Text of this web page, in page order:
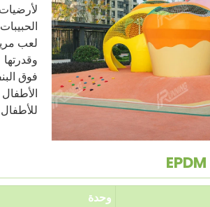
لعب
فوق
وحدة